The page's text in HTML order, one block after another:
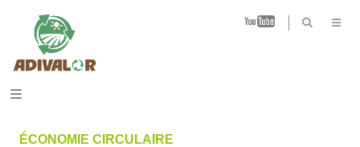
B
ÉCONOMIE CIRCULAIRE